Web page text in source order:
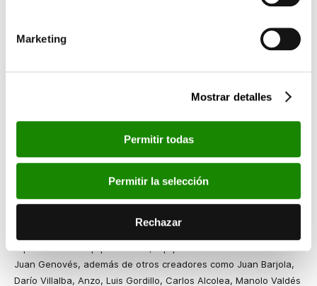
Marketing
Mostrar detalles
Permitir todas
Permitir la selección
Rechazar
y perspectivas de las colecciones de ABANCA y la Fundación
La visita comienza en la tercera planta del edificio con una serie
Kandinsky, Juan Gris o Georges Braque.
El segundo bloque expositivo se centra en los desarrollos de la
pintura abstracta. En este espacio de “búsqueda serena”, en
palabras del comisario, destacan nombres como Teixidor, Scully,
A continuación, el recorrido nos acerca al pop español y a otras
Juan Genovés, además de otros creadores como Juan Barjola,
Darío Villalba, Anzo, Luis Gordillo, Carlos Alcolea, Manolo Valdés